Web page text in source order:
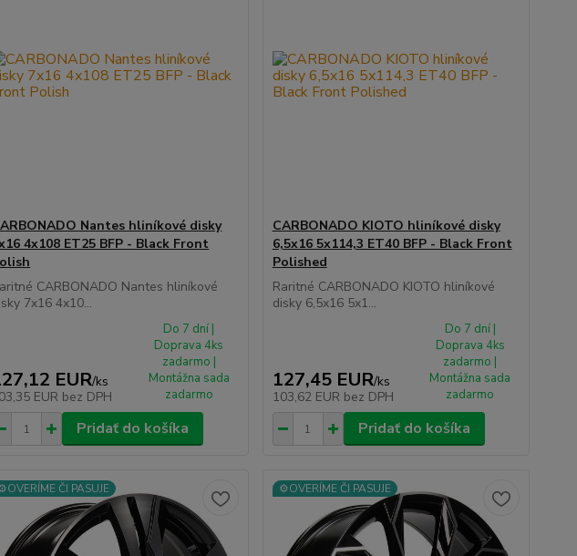
Nantes hliníkové disky
4x108 ET25 BFP - Black Front
CARBONADO Nantes hliníkové
7x16 4x10...
EUR/ks
EUR bez DPH
Do 7 dní |
Doprava 4ks
zadarmo |
Montážna sada
zadarmo
Pridať do košíka
CARBONADO KIOTO hliníkové disky
6,5x16 5x114,3 ET40 BFP - Black Front
Polished
Raritné CARBONADO KIOTO hliníkové
disky 6,5x16 5x1...
127,45 EUR/ks
103,62 EUR bez DPH
Do 7 dní |
Doprava 4ks
zadarmo |
Montážna sada
zadarmo
Pridať do košíka
ČI PASUJE ⚙️OVERÍME ČI PASUJE